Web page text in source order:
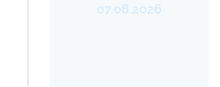
07.08.2026